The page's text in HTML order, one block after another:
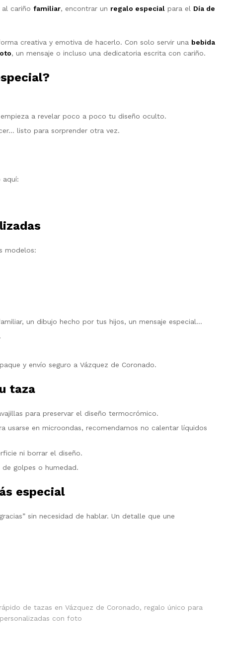
cariño familiar, encontrar un regalo especial para el Día de
creativa y emotiva de hacerlo. Con solo servir una bebida
, un mensaje o incluso una dedicatoria escrita con cariño.
a revelar poco a poco tu diseño oculto.
listo para sorprender otra vez.
aquí:
modelos:
un dibujo hecho por tus hijos, un mensaje especial…
y envío seguro a Vázquez de Coronado.
taza
para preservar el diseño termocrómico.
usarse en microondas, recomendamos no calentar líquidos
ni borrar el diseño.
de golpes o humedad.
especial
sin necesidad de hablar. Un detalle que une
de tazas en Vázquez de Coronado, regalo único para
con foto